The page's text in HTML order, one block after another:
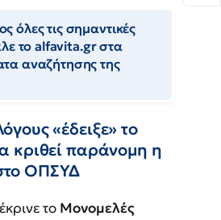
όλες τις σημαντικές
το alfavita.gr στα
αναζήτησης της
«έδειξε» το
κριθεί παράνομη η
ΟΠΣΥΔ
το Μονομελές